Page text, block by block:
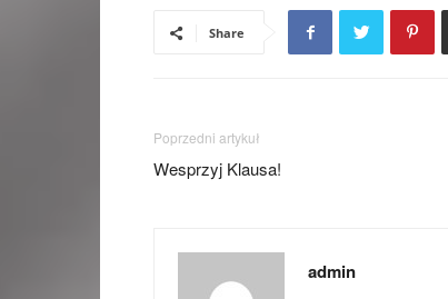
Share
Poprzedni artykuł
Wesprzyj Klausa!
admin